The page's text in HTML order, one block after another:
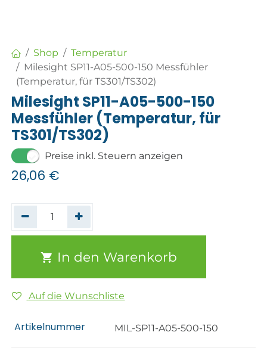
Shop
Temperatur
Milesight SP11-A05-500-150 Messfühler
(Temperatur, für TS301/TS302)
Milesight SP11-A05-500-150
Messfühler (Temperatur, für
TS301/TS302)
Preise inkl. Steuern anzeigen
26,06 €
In den Warenkorb
Auf die Wunschliste
Artikelnummer MIL-SP11-A05-500-150